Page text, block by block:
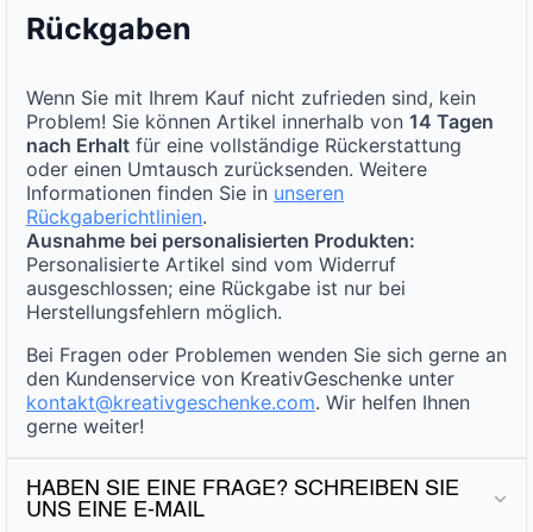
Rückgaben
Wenn Sie mit Ihrem Kauf nicht zufrieden sind, kein
Problem! Sie können Artikel innerhalb von 14 Tagen
nach Erhalt für eine vollständige Rückerstattung
oder einen Umtausch zurücksenden. Weitere
Informationen finden Sie in unseren
Rückgaberichtlinien.
Ausnahme bei personalisierten Produkten:
Personalisierte Artikel sind vom Widerruf
ausgeschlossen; eine Rückgabe ist nur bei
Herstellungsfehlern möglich.
Bei Fragen oder Problemen wenden Sie sich gerne an
den Kundenservice von KreativGeschenke unter
kontakt@kreativgeschenke.com. Wir helfen Ihnen
gerne weiter!
HABEN SIE EINE FRAGE? SCHREIBEN SIE
UNS EINE E-MAIL